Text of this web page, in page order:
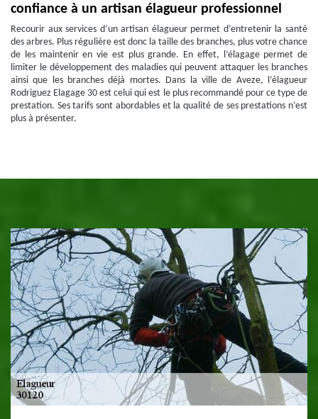
confiance à un artisan élagueur professionnel
Recourir aux services d’un artisan élagueur permet d’entretenir la santé
des arbres. Plus régulière est donc la taille des branches, plus votre chance
de les maintenir en vie est plus grande. En effet, l’élagage permet de
limiter le développement des maladies qui peuvent attaquer les branches
ainsi que les branches déjà mortes. Dans la ville de Aveze, l’élagueur
Rodriguez Elagage 30 est celui qui est le plus recommandé pour ce type de
prestation. Ses tarifs sont abordables et la qualité de ses prestations n’est
plus à présenter.